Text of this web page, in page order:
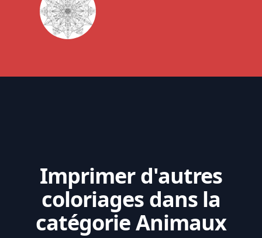
Imprimer d'autres
coloriages dans la
catégorie Animaux